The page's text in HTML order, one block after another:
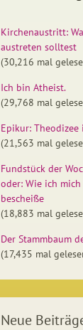
Kirchenaustritt:
austreten solltest
(30,216 mal
Ich bin Atheist.
(29,768 mal
Epikur: Theodizee
(21,563 mal
Fundstück der
oder: Wie ich
bescheiße
(18,883 mal
Der Stammbaum
(17,435 mal
Neue